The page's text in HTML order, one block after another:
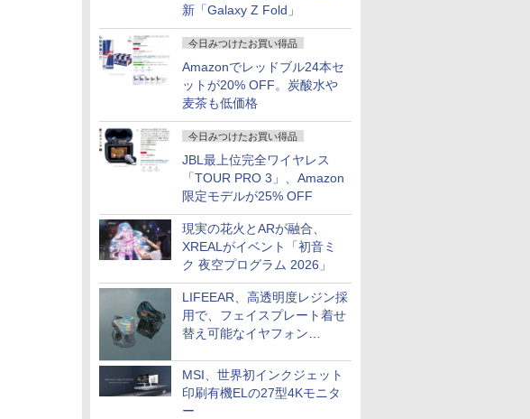
新「Galaxy Z Fold」
今日みつけたお買い得品
Amazonでレッドブル24本セ
ットが20% OFF。炭酸水や
麦茶も低価格
今日みつけたお買い得品
JBL最上位完全ワイヤレス
「TOUR PRO 3」、Amazon
限定モデルが25% OFF
現実の花火とARが融合、
XREALがイベント「初音ミ
ク 夜空プログラム 2026」
LIFEEAR、高透明度レジン採
用で、フェイスプレート着せ
替え可能なイヤフォン
MSI、世界初インクジェット
印刷有機ELの27型4Kモニタ
ー